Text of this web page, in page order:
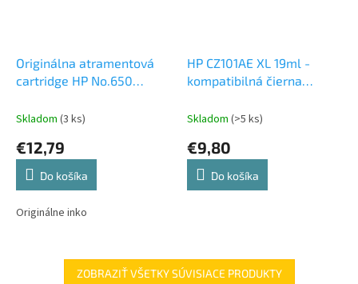
Originálna atramentová
cartridge HP No.650
Skladom (3 ks)
€12,79
Do košíka
Originálne inko
HP CZ101AE XL 19ml -
kompatibilná čierna
Skladom (>5 ks)
€9,80
Do košíka
ZOBRAZIŤ VŠETKY SÚVISIACE PRODUKTY